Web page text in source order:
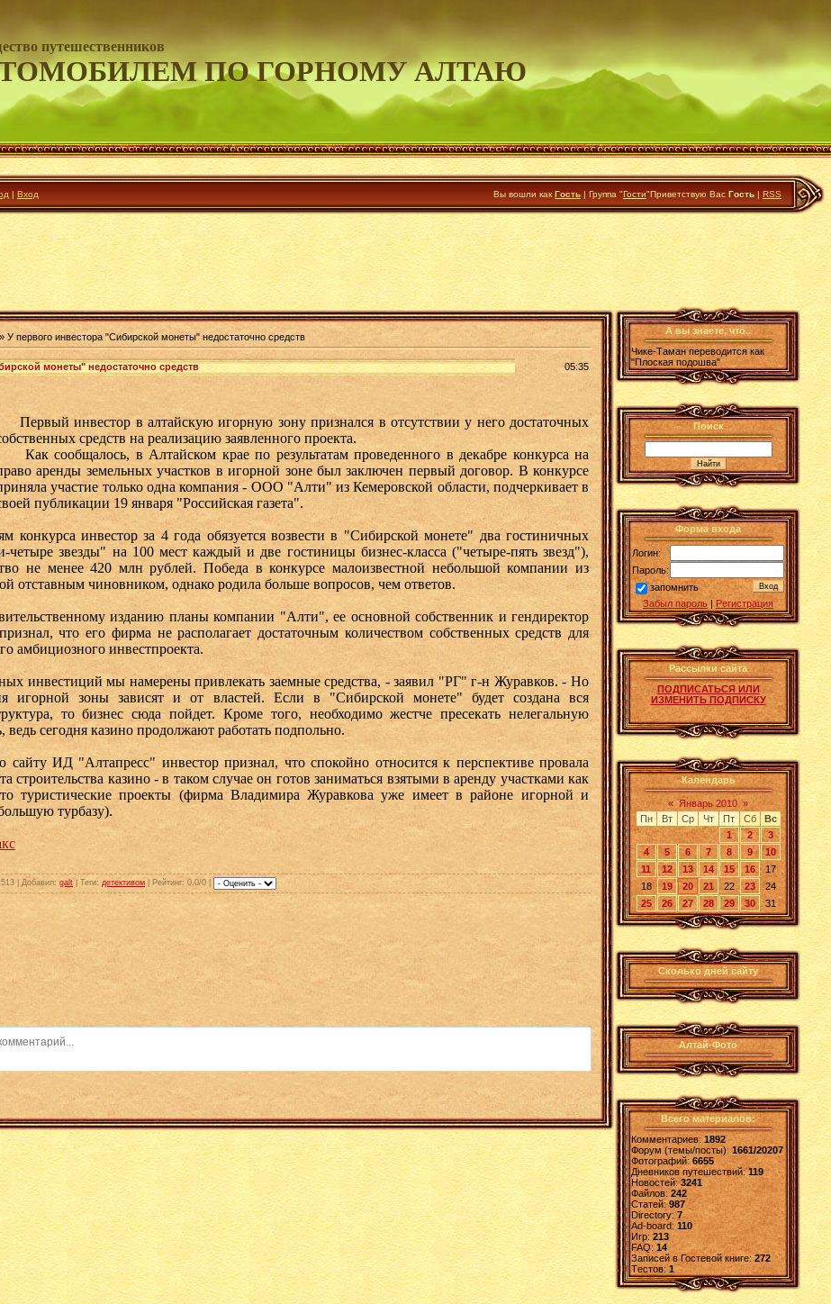
путешественников
ПО ГОРНОМУ АЛТАЮ
| Вход Вы вошли как Гость | Группа "Гости"Приветствую Вас Гость | RSS
» У первого инвестора "Сибирской монеты" недостаточно средств
монеты" недостаточно средств 05:35
Первый инвестор в алтайскую игорную зону признался в отсутствии у него достаточных
средств на реализацию заявленного проекта.
Как сообщалось, в Алтайском крае по результатам проведенного в декабре конкурса на
аренды земельных участков в игорной зоне был заключен первый договор. В конкурсе
участие только одна компания - ООО "Алти" из Кемеровской области, подчеркивает в
публикации 19 января "Российская газета".
инвестор за 4 года обязуется возвести в "Сибирской монете" два гостиничных
четыре звезды" на 100 мест каждый и две гостиницы бизнес-класса ("четыре-пять звезд"),
не менее 420 млн рублей. Победа в конкурсе малоизвестной небольшой компании из
отставным чиновником, однако родила больше вопросов, чем ответов.
изданию планы компании "Алти", ее основной собственник и гендиректор
что его фирма не располагает достаточным количеством собственных средств для
амбициозного инвестпроекта.
инвестиций мы намерены привлекать заемные средства, - заявил "РГ" г-н Журавков. - Но
игорной зоны зависят и от властей. Если в "Сибирской монете" будет создана вся
то бизнес сюда пойдет. Кроме того, необходимо жестче пресекать нелегальную
ведь сегодня казино продолжают работать подпольно.
ИД "Алтапресс" инвестор признал, что спокойно относится к перспективе провала
строительства казино - в таком случае он готов заниматься взятыми в аренду участками как
туристические проекты (фирма Владимира Журавкова уже имеет в районе игорной и
турбазу).
| Добавил: galt Теги: детективом Рейтинг: 0.0/0 |
А вы знаете, что..
Чике-Таман переводится как
"Плоская подошва"
Поиск
Форма входа
Логин:
Пароль:
запомнить
Забыл пароль | Регистрация
Рассылки сайта
ПОДПИСАТЬСЯ ИЛИ
ИЗМЕНИТЬ ПОДПИСКУ
Календарь
« Январь 2010 »
Пн
Вт Ср Чт Пт Сб
Вс
1
2
3
4
5 6 7 8 9
10
11
12 13 14 15 16
17
18
19 20 21 22 23
24
25
26 27 28 29 30 31
Сколько дней сайту
Алтай-Фото
Всего материалов:
Комментариев: 1892
Форум (темы/посты):1661/20207
Фотографий:6655
Дневников путешествий:119
Новостей:3241
Файлов: 242
Статей:987
Directory: 7
Ad-board:110
Игр: 213
FAQ:14
Записей в Гостевой книге:272
Tестов: 1